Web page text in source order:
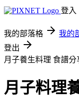
登入
我的部落格 我的
登出
月子養生料理 食譜分
月子料理